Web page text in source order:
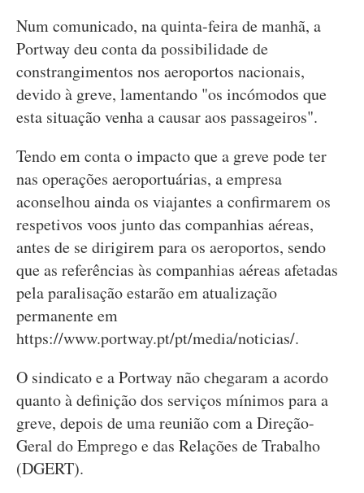
Num comunicado, na quinta-feira de manhã, a
Portway deu conta da possibilidade de
constrangimentos nos aeroportos nacionais,
devido à greve, lamentando "os incómodos que
esta situação venha a causar aos passageiros".
Tendo em conta o impacto que a greve pode ter
nas operações aeroportuárias, a empresa
aconselhou ainda os viajantes a confirmarem os
respetivos voos junto das companhias aéreas,
antes de se dirigirem para os aeroportos, sendo
que as referências às companhias aéreas afetadas
pela paralisação estarão em atualização
permanente em
https://www.portway.pt/pt/media/noticias/.
O sindicato e a Portway não chegaram a acordo
quanto à definição dos serviços mínimos para a
greve, depois de uma reunião com a Direção-
Geral do Emprego e das Relações de Trabalho
(DGERT).